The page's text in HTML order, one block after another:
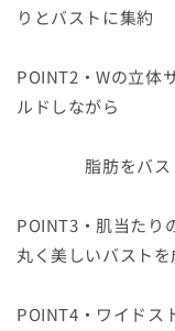
りとバストに集約
POINT2・Wの立体
ルドしながら
脂肪をバスト
POINT3・肌当たり
丸く美しいバスト
POINT4・ワイドス